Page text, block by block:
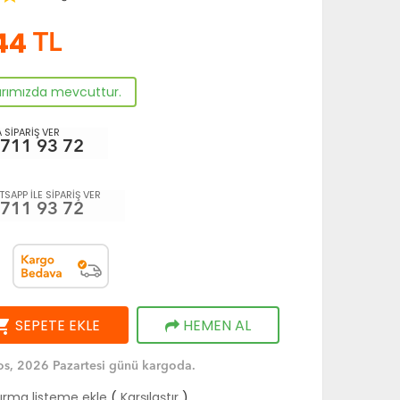
TL
mevcuttur.
SİPARİŞ VER
93 72
İLE SİPARİŞ VER
93 72
SEPETE EKLE HEMEN AL
2026 Pazartesi günü kargoda.